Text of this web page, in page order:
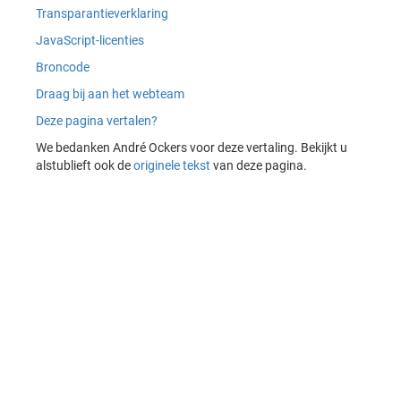
Transparantieverklaring
JavaScript-licenties
Broncode
Draag bij aan het webteam
Deze pagina vertalen?
We bedanken André Ockers voor deze vertaling. Bekijkt u
alstublieft ook deoriginele tekst van deze pagina.